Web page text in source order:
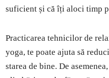
suficient și că îți aloci timp
Practicarea tehnicilor de
yoga, te poate ajuta să
starea de bine. De